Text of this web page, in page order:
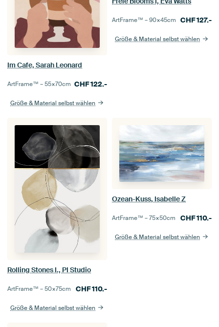
Im Cafe, Sarah Leonard
ArtFrame™ –55×70cm CHF122.-
Größe & Material selbst wählen
ArtFrame™ –90×45cm CHF127.-
Größe & Material selbst wählen
Rolling Stones I., PI Studio
ArtFrame™ –50×75cm CHF110.-
Größe & Material selbst wählen
Ozean-Kuss, Isabelle Z
ArtFrame™ –75×50cm CHF110.-
Größe & Material selbst wählen